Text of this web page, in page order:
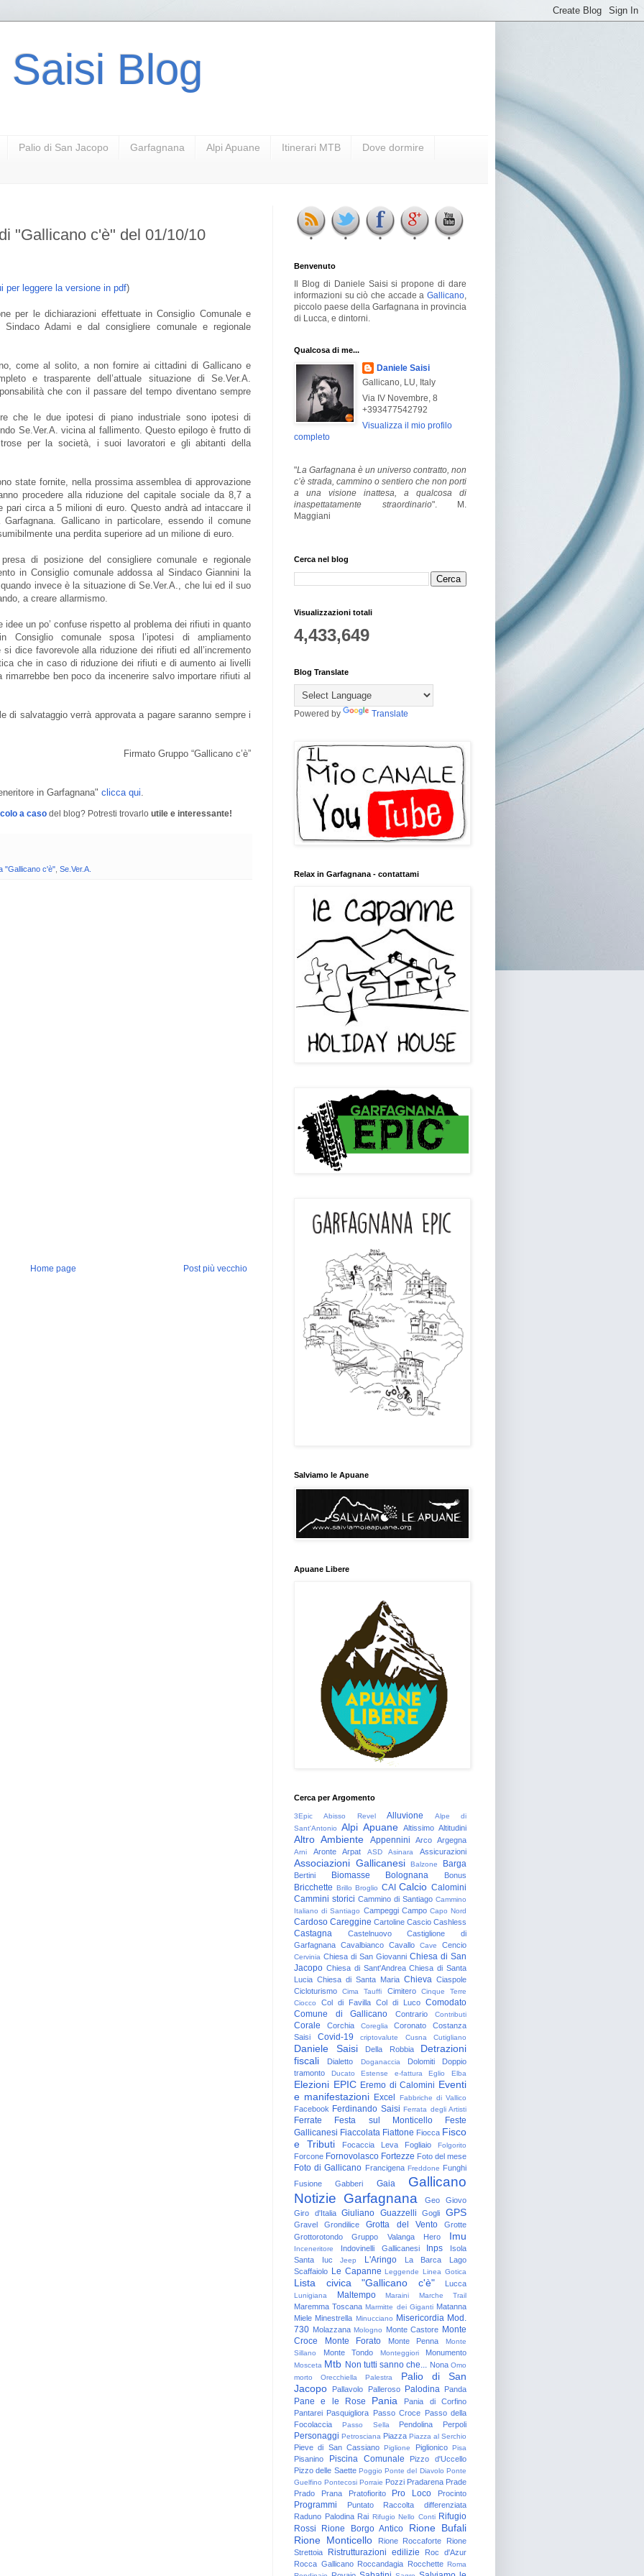
Saisi Blog
Palio di San Jacopo Garfagnana Alpi Apuane Itinerari MTB Dove dormire
"Gallicano c'è" del 01/10/10
per leggere la versione in pdf)
per le dichiarazioni effettuate in Consiglio Comunale e
Adami e dal consigliere comunale e regionale
come al solito, a non fornire ai cittadini di Gallicano e
e trasparente dell’attuale situazione di Se.Ver.A.
che con il passare del tempo diventano sempre
che le due ipotesi di piano industriale sono ipotesi di
Se.Ver.A. vicina al fallimento. Questo epilogo è frutto di
per la società, i suoi lavoratori e gli abitanti della
state fornite, nella prossima assemblea di approvazione
procedere alla riduzione del capitale sociale da 8,7 a
pari circa a 5 milioni di euro. Questo andrà ad intaccare il
Gallicano in particolare, essendo il comune
una perdita superiore ad un milione di euro.
di posizione del consigliere comunale e regionale
in Consiglio comunale addossa al Sindaco Giannini la
invece è la situazione di Se.Ver.A., che lui ed il suo
a creare allarmismo.
un po’ confuse rispetto al problema dei rifiuti in quanto
comunale sposa l’ipotesi di ampliamento
si dice favorevole alla riduzione dei rifiuti ed all’incremento
che in caso di riduzione dei rifiuti e di aumento ai livelli
ben poco da incenerire salvo importare rifiuti al
di salvataggio verrà approvata a pagare saranno sempre i
Firmato Gruppo “Gallicano c’è”
in Garfagnana" clicca qui.
a caso del blog? Potresti trovarlo utile e interessante!
"Gallicano c'è" Se.Ver.A.
Post più vecchio
Home page
Benvenuto
Il Blog di Daniele Saisi si propone di dare
informazioni su ciò che accade a Gallicano
piccolo paese della Garfagnana in provincia
di Lucca, e dintorni.
Qualcosa di me...
Daniele Saisi
Gallicano, LU, Italy
Via IV Novembre, 8
+393477542792
Visualizza il mio profilo
completo
"La Garfagnana è un universo contratto, non
c’è strada, cammino o sentiero che non porti
a una visione inattesa, a qualcosa di
inaspettatamente straordinario". M.
Maggiani
Cerca nel blog
Visualizzazioni totali
4,433,649
Blog Translate
Powered by Translate
Relax in Garfagnana - contattami
Salviamo le Apuane
Apuane Libere
Cerca per Argomento
3Epic Abisso Revel Alluvione
Alpe di
Sant'Antonio
Alpi Apuane Altissimo Altitudini
Altro Ambiente Appennini Arco Argegna
Arni Aronte Arpat ASD Asinara Assicurazioni
Associazioni Gallicanesi Balzone Barga
Bertini Biomasse Bolognana Bonus
Bricchette Brillo Broglio CAI Calcio Calomini
Cammini storici Cammino di Santiago Cammino
Italiano di Santiago Campeggi Campo Capo Nord
Cardoso Careggine Cartoline Cascio Cashless
Castagna Castelnuovo
Castiglione di
Garfagnana Cavalbianco Cavallo Cave Cencio
Cervinia Chiesa di San Giovanni Chiesa di San
Jacopo Chiesa di Sant'Andrea Chiesa di Santa
Lucia Chiesa di Santa Maria Chieva Ciaspole
Cicloturismo
Cima Tauffi Cimitero
Cinque Terre
Ciocco
Col di Favilla Col di Luco Comodato
Comune di Gallicano
Contrario Contributi
Corale Corchia Coreglia Coronato
Costanza
Saisi
Covid-19 criptovalute Cusna Cutigliano
Daniele Saisi Della Robbia
Detrazioni
fiscali
Dialetto Doganaccia Dolomiti
Doppio
tramonto
Ducato Estense e-fattura Eglio Elba
Elezioni EPIC Eremo di Calomini Eventi
e manifestazioni Excel Fabbriche di Vallico
Facebook Ferdinando Saisi Ferrata degli Artisti
Ferrate Festa sul Monticello
Feste
Gallicanesi Fiaccolata Fiattone Fiocca Fisco
e Tributi
Focaccia Leva Fogliaio Folgorito
Forcone Fornovolasco Fortezze Foto del mese
Foto di Gallicano Francigena Freddone Funghi
Fusione
Gabberi Gaia
Gallicano
Notizie Garfagnana Geo
Giovo
Giro d'Italia
Giuliano Guazzelli Gogli GPS
Gravel Grondilice Grotta del Vento
Grotte
Grottorotondo
Gruppo Valanga Hero Imu
Inceneritore Indovinelli Gallicanesi Inps
Isola
Santa
Iuc Jeep L'Aringo La Barca
Lago
Scaffaiolo Le Capanne Leggende Linea Gotica
Lista civica "Gallicano c'è" Lucca
Lunigiana Maltempo Maraini Marche Trail
Maremma Toscana Marmitte dei Giganti Matanna
Miele Minestrella Minucciano Misericordia Mod.
730 Molazzana Mologno Monte Castore Monte
Croce
Monte Forato Monte Penna
Monte
Sillano
Monte Tondo Monteggiori Monumento
Mosceta Mtb Non tutti sanno che... Nona Omo
morto
Orecchiella Palestra
Palio di San
Jacopo
Pallavolo Palleroso Palodina Panda
Pane e le Rose Pania
Pania di Corfino
Pantarei Pasquigliora Passo Croce Passo della
Focolaccia
Passo Sella Pendolina Perpoli
Personaggi Petrosciana Piazza Piazza al Serchio
Pieve di San Cassiano Piglione Piglionico Pisa
Pisanino Piscina Comunale
Pizzo d'Uccello
Pizzo delle Saette Poggio Ponte del Diavolo Ponte
Guelfino Pontecosi Porraie Pozzi Pradarena Prade
Prado
Prana Pratofiorito Pro Loco Procinto
Programmi Puntato
Raccolta differenziata
Raduno Palodina Rai Rifugio Nello Conti Rifugio
Rossi
Rione Borgo Antico
Rione Bufali
Rione Monticello
Rione Roccaforte
Rione
Strettoia
Ristrutturazioni edilizie
Roc d'Azur
Rocca Gallicano Roccandagia Rocchette Roma